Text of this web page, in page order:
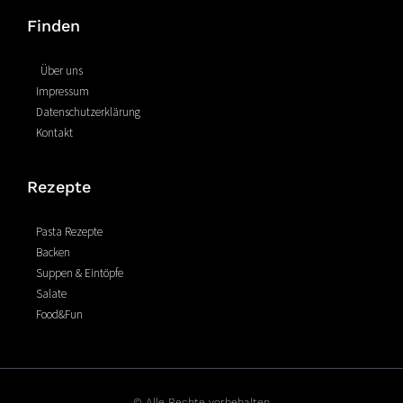
b
o
k
-
f
s
t
Finden
Über uns
Impressum
Datenschutzerklärung
Kontakt
Rezepte
Pasta Rezepte
Backen
Suppen & Eintöpfe
Salate
Food&Fun